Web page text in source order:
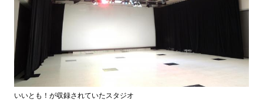
いいとも！が収録されていたスタジオ